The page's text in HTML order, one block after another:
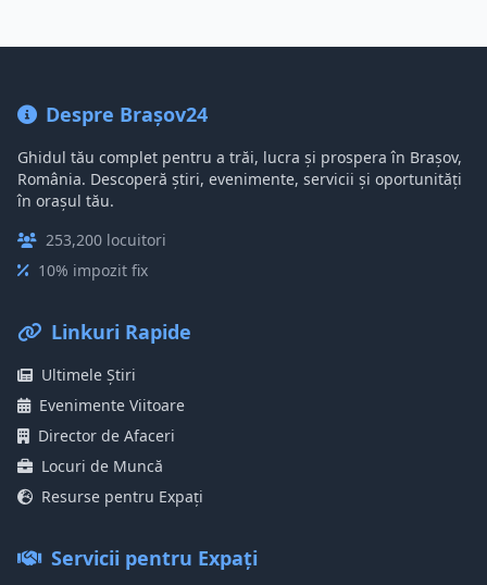
Despre Brașov24
Ghidul tău complet pentru a trăi, lucra și prospera în Brașov,
România. Descoperă știri, evenimente, servicii și oportunități
în orașul tău.
253,200 locuitori
10% impozit fix
Linkuri Rapide
Ultimele Știri
Evenimente Viitoare
Director de Afaceri
Locuri de Muncă
Resurse pentru Expați
Servicii pentru Expați